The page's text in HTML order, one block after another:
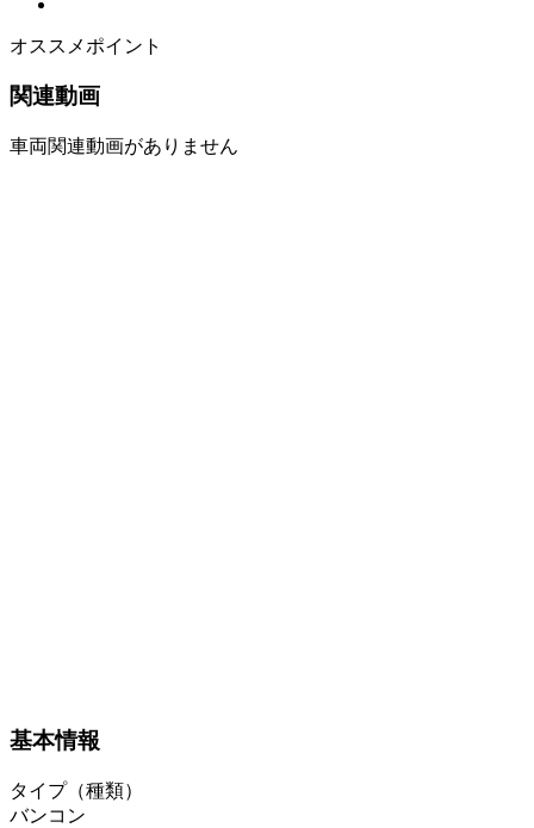
オススメポイント
関連動画
車両関連動画がありません
基本情報
タイプ（種類）
バンコン